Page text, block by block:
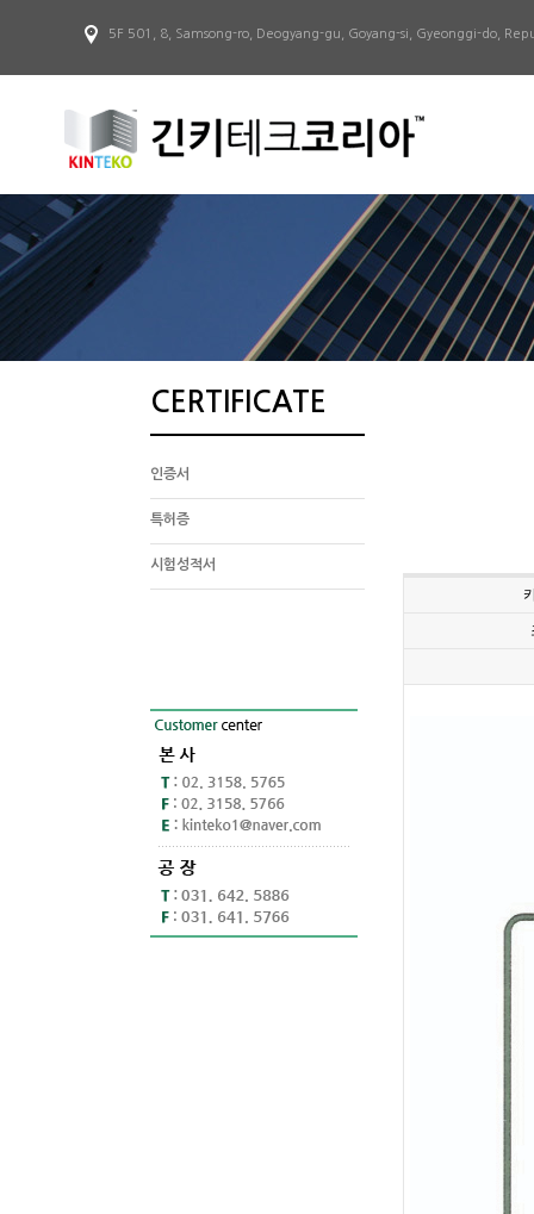
5F 501, 8, Samsong-ro, Deogyang-gu, Goyang-si, Gyeonggi-do,
CERTIFICATE
인증서
특허증
시험성적서